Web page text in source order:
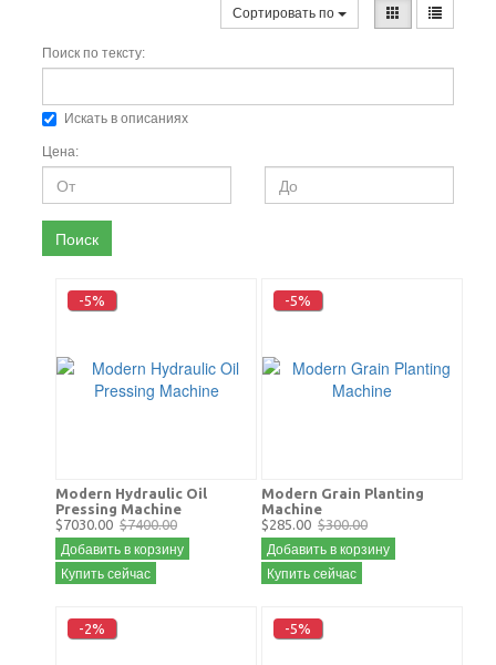
Сортировать по
Поиск по тексту:
Искать в описаниях
Цена:
Поиск
-5%
Modern Hydraulic Oil
Pressing Machine
$7030.00 $7400.00
Добавить в корзину
Купить сейчас
-5%
Modern Grain Planting
Machine
$285.00 $300.00
Добавить в корзину
Купить сейчас
-2% -5%